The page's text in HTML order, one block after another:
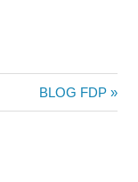
Nächster
Beitrag:
BLOG FDP